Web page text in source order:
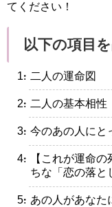
てください！
以下の項目
・二人の運命図
・二人の基本相性
・今のあの人にと
・【これが運命
ちな「恋の落と
・あの人があなた